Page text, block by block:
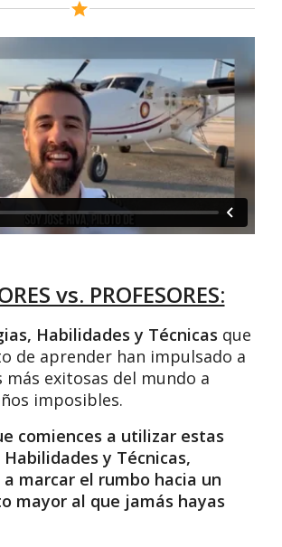
vs. PROFESORES:
Habilidades y Técnicas que
de aprender han impulsado a
más exitosas del mundo a
imposibles.
comiences a utilizar estas
y Técnicas,
a marcar el rumbo hacia un
mayor al que jamás hayas